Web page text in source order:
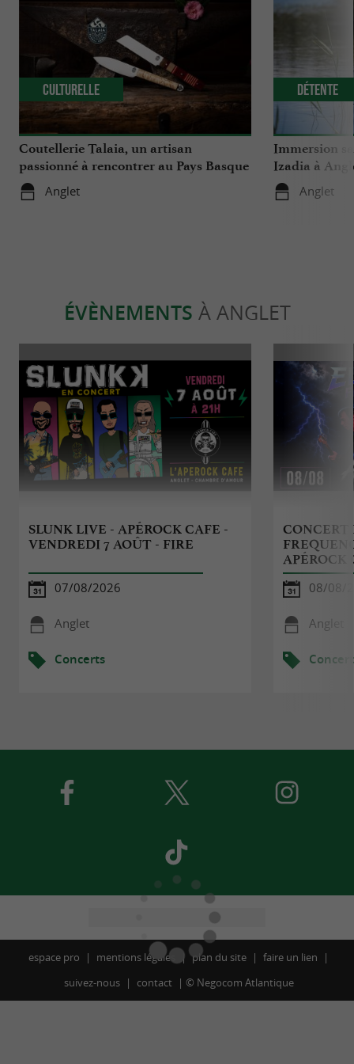
Coutellerie Talaia, un artisan
passionné à rencontrer au Pays Basque
Anglet
Culturelle
Immersion
Izadia à
Anglet
Détente
ÉVÈNEMENTS À ANGLET
SLUNK LIVE - APÉROCK CAFE -
VENDREDI 7 AOÛT - FIRE
07/08/2026
Anglet
Concerts
CONCERT
APÉROCK
08/08/
Anglet
espace pro mentions légales plan du site
faire un lien
suivez-nous
contact © Negocom Atlantique